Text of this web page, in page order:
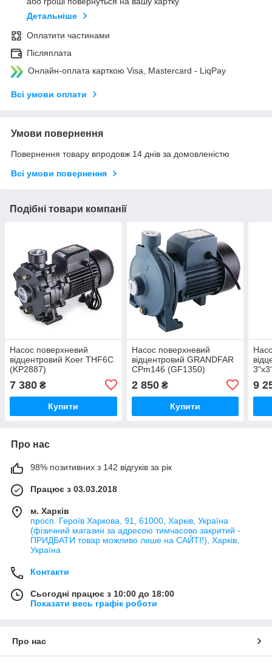
Детальніше
Оплатити частинами
Післяплата
Онлайн-оплата карткою Visa, Mastercard - LiqPay
Всі умови оплати
Умови повернення
Повернення товару впродовж 14 днів за домовленістю
Всі умови повернення
Подібні товари компанії
Насос поверхневий
відцентровий Koer THF6С
(KP2887)
7 380 ₴
Купити
Насос поверхневий
відцентровий GRANDFAR
CPm146 (GF1350)
2 850₴
Купити
9
Про нас
98% позитивних з 142 відгуків за рік
Працює з 03.03.2018
м. Харків
просп. Героїв Харкова, 91, 61000, Харків, Україна
(фізичний магазин за адресою тимчасово закритий -
ПРИДБАТИ товар можливо лише на САЙТІ!), Харків,
Україна
Контакти
Сьогодні працює з 10:00 до 18:00
Показати весь графік роботи
Про нас